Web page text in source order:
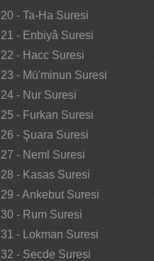
20 - Ta-Ha Suresi
21 - Enbiyâ Suresi
22 - Hacc Suresi
23 - Mü'minun Suresi
24 - Nur Suresi
25 - Furkan Suresi
26 - Şuara Suresi
27 - Neml Suresi
28 - Kasas Suresi
29 - Ankebut Suresi
30 - Rum Suresi
31 - Lokman Suresi
32 - Secde Suresi